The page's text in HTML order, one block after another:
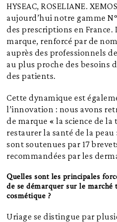
HYSEAC, ROSELIANE.
aujourd’hui notre gamme
des prescriptions en France.
marque, renforcé par de
auprès des professionnels
au plus proche des besoins
des patients.
Cette dynamique est
l’innovation : nous avons
de marque « la science de
restaurer la santé de la peau
sont soutenues par 17
recommandées par les
Quelles sont les principales
de se démarquer sur le
cosmétique ?
Uriage se distingue par